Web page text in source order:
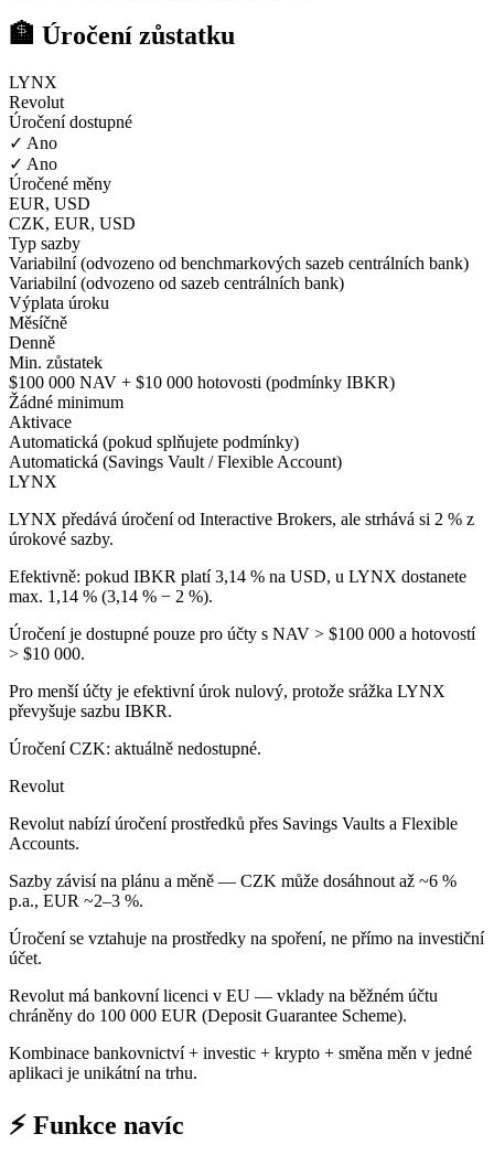
🏦 Úročení zůstatku
LYNX
Revolut
Úročení dostupné
✓ Ano
✓ Ano
Úročené měny
EUR, USD
CZK, EUR, USD
Typ sazby
Variabilní (odvozeno od benchmarkových sazeb centrálních bank)
Variabilní (odvozeno od sazeb centrálních bank)
Výplata úroku
Měsíčně
Denně
Min. zůstatek
$100 000 NAV + $10 000 hotovosti (podmínky IBKR)
Žádné minimum
Aktivace
Automatická (pokud splňujete podmínky)
Automatická (Savings Vault / Flexible Account)
LYNX
LYNX předává úročení od Interactive Brokers, ale strhává si 2 % z
úrokové sazby.
Efektivně: pokud IBKR platí 3,14 % na USD, u LYNX dostanete
max. 1,14 % (3,14 % − 2 %).
Úročení je dostupné pouze pro účty s NAV > $100 000 a hotovostí
> $10 000.
Pro menší účty je efektivní úrok nulový, protože srážka LYNX
převyšuje sazbu IBKR.
Úročení CZK: aktuálně nedostupné.
Revolut
Revolut nabízí úročení prostředků přes Savings Vaults a Flexible
Accounts.
Sazby závisí na plánu a měně — CZK může dosáhnout až ~6 %
p.a., EUR ~2–3 %.
Úročení se vztahuje na prostředky na spoření, ne přímo na investiční
účet.
Revolut má bankovní licenci v EU — vklady na běžném účtu
chráněny do 100 000 EUR (Deposit Guarantee Scheme).
Kombinace bankovnictví + investic + krypto + směna měn v jedné
aplikaci je unikátní na trhu.
⚡ Funkce navíc